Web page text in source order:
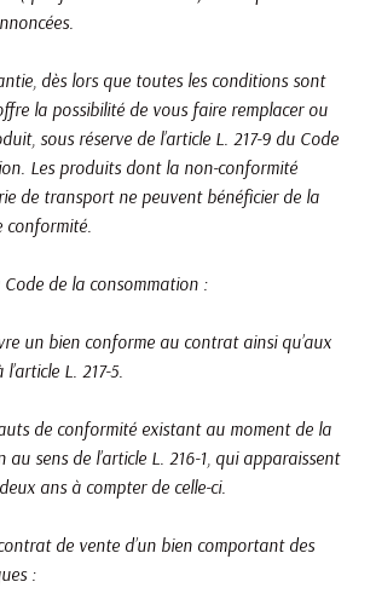
dès lors que toutes les conditions sont
la possibilité de vous faire remplacer ou
sous réserve de l’article L. 217-9 du Code
Les produits dont la non-conformité
de transport ne peuvent bénéficier de la
conformité.
Code de la consommation :
un bien conforme au contrat ainsi qu’aux
L. 217-5.
de conformité existant au moment de la
au sens de l’article L. 216-1, qui apparaissent
ans à compter de celle-ci.
de vente d’un bien comportant des
: